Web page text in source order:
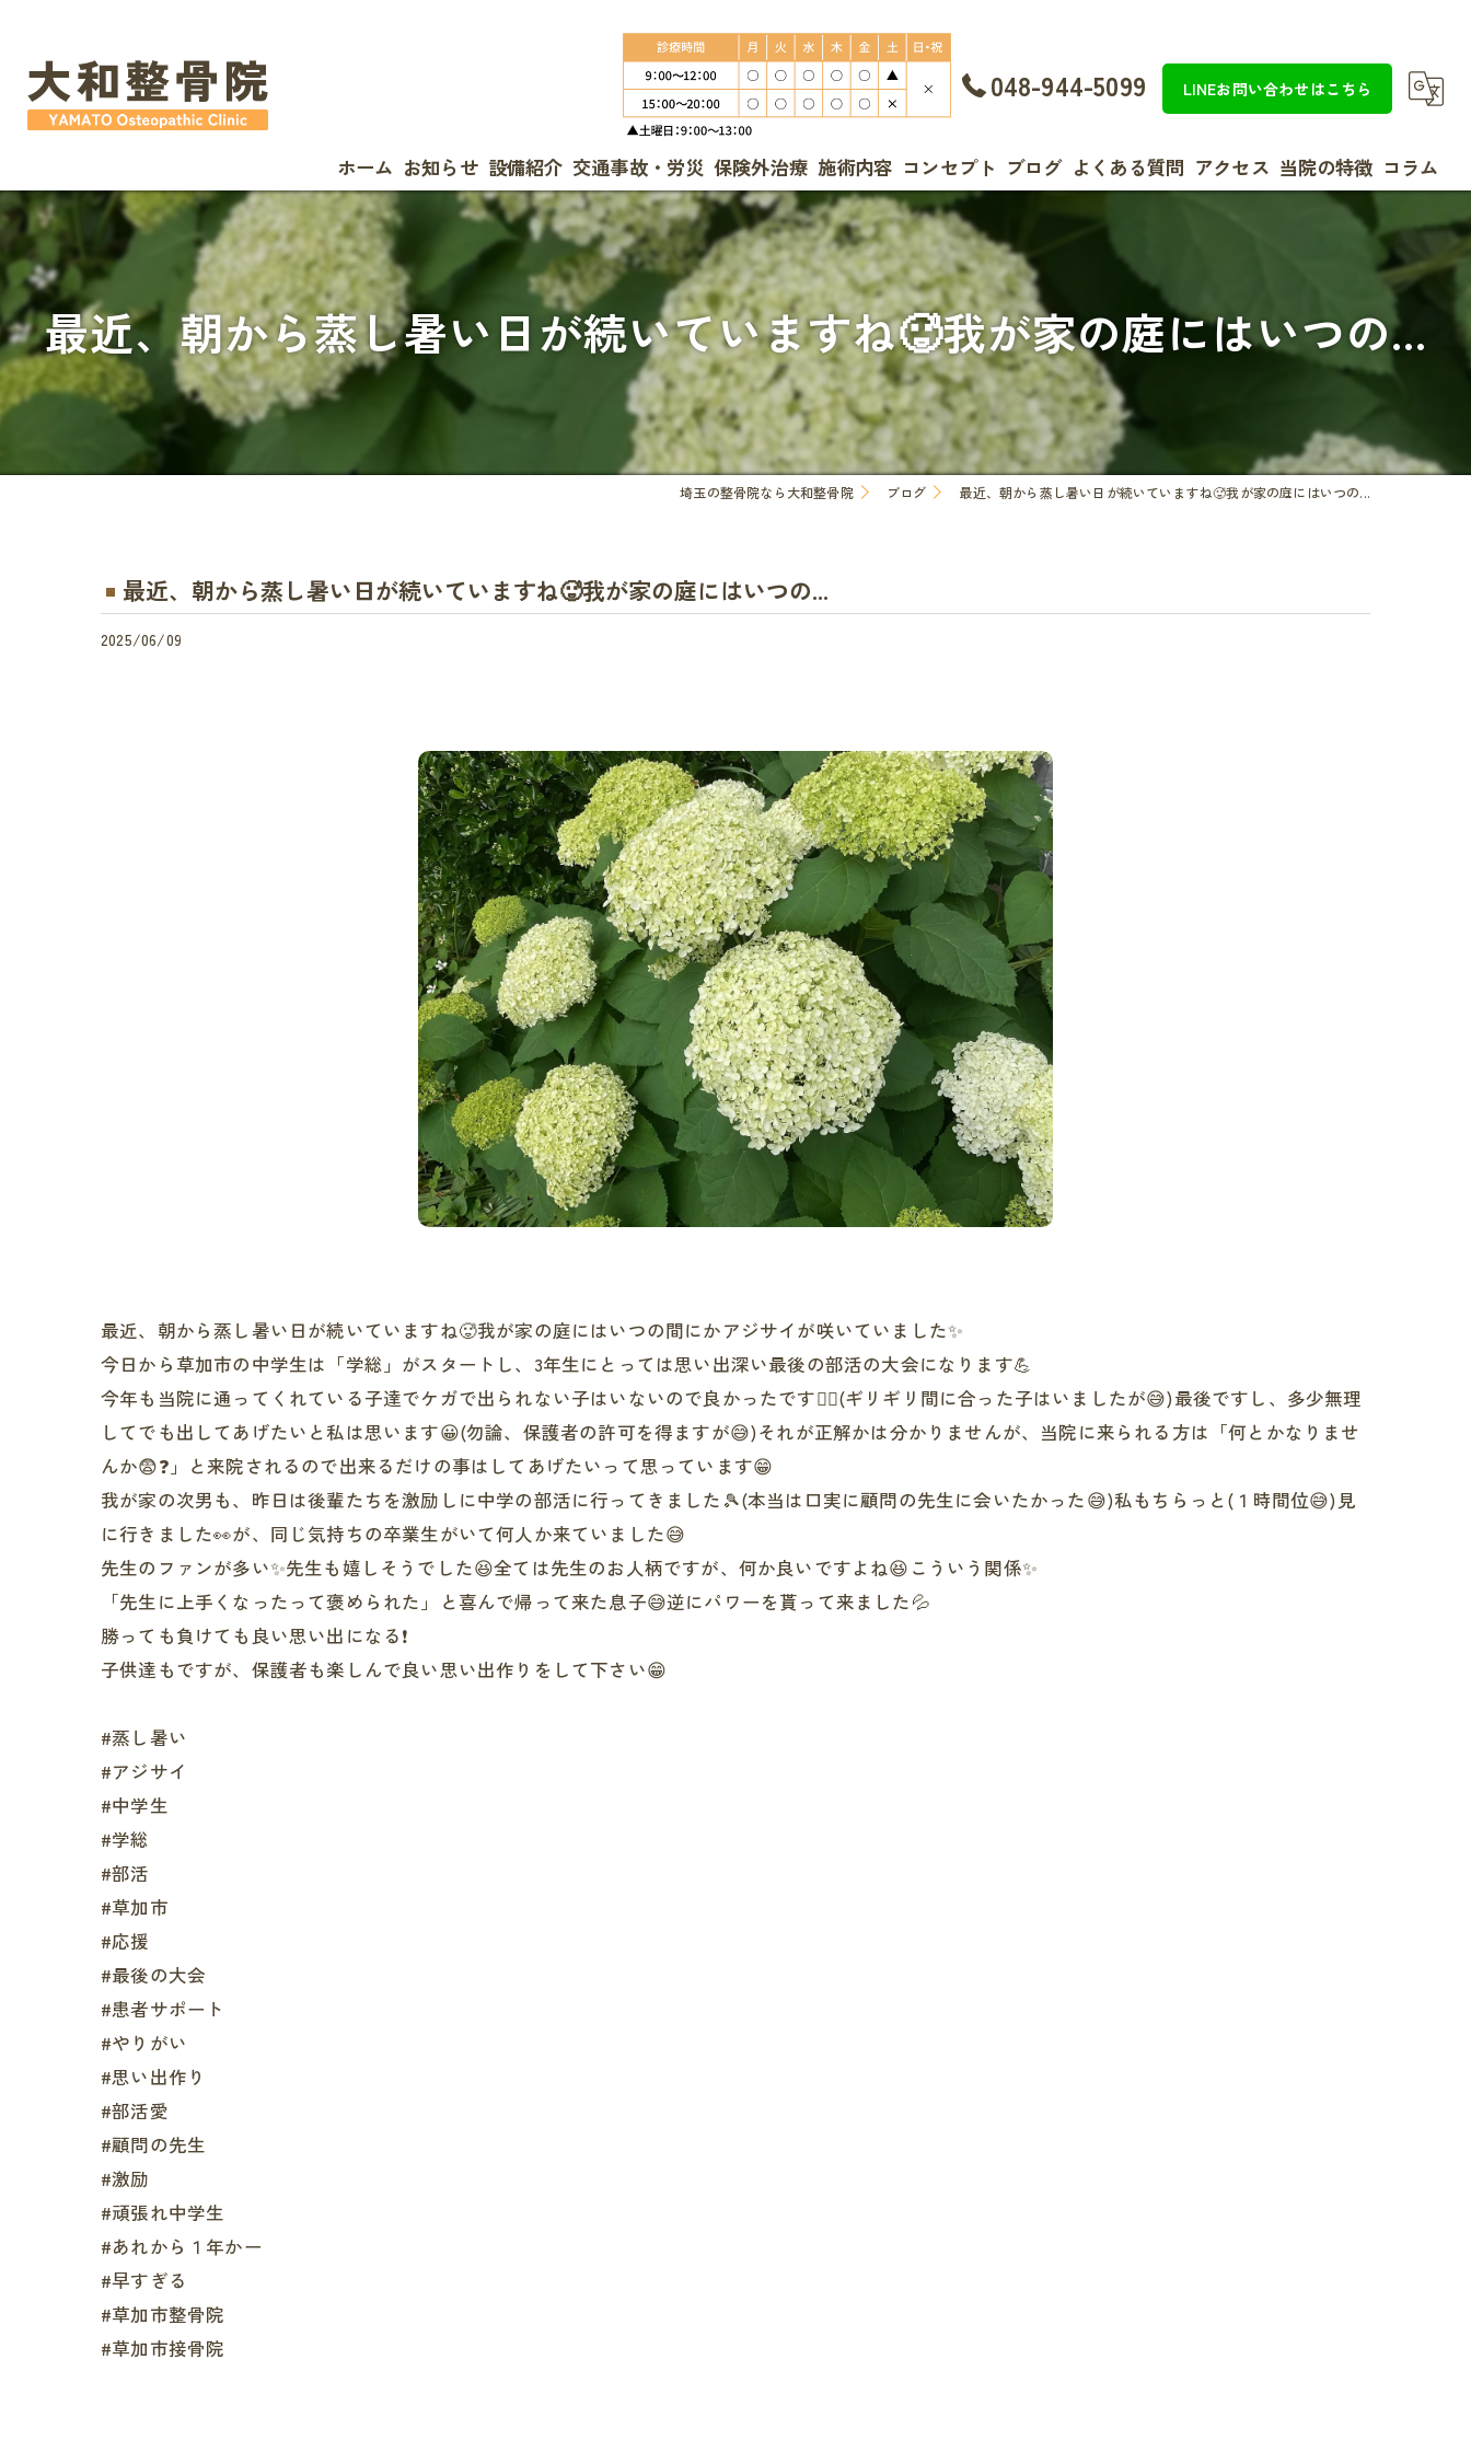
048-944-5099 LINEお問い合わせはこちら
ホーム お知らせ 設備紹介 交通事故・労災 保険外治療 施術内容 コンセプト ブログ よくある質問 アクセス 当院の特徴
美容
女性
ダイエット
コラム
最近、朝から蒸し暑い日が続いていますね🥵我が家の庭にはいつの...
埼玉の整骨院なら大和整骨院 ブログ 最近、朝から蒸し暑い日が続いていますね🥵我が家の庭にはいつの...
最近、朝から蒸し暑い日が続いていますね🥵我が家の庭にはいつの...
2025/06/09
最近、朝から蒸し暑い日が続いていますね🥵我が家の庭にはいつの間にかアジサイが咲いていました✨
今日から草加市の中学生は「学総」がスタートし、3年生にとっては思い出深い最後の部活の大会になります💪
今年も当院に通ってくれている子達でケガで出られない子はいないので良かったです😮‍💨(ギリギリ間に合った子はいましたが😅)最後ですし、多少無理
してでも出してあげたいと私は思います😀(勿論、保護者の許可を得ますが😅)それが正解かは分かりませんが、当院に来られる方は「何とかなりませ
んか😨❓」と来院されるので出来るだけの事はしてあげたいって思っています😁
我が家の次男も、昨日は後輩たちを激励しに中学の部活に行ってきました🎾(本当は口実に顧問の先生に会いたかった😅)私もちらっと(１時間位😅)見
に行きました👀が、同じ気持ちの卒業生がいて何人か来ていました😅
先生のファンが多い✨先生も嬉しそうでした😆全ては先生のお人柄ですが、何か良いですよね😆こういう関係✨
「先生に上手くなったって褒められた」と喜んで帰って来た息子😅逆にパワーを貰って来ました💦
勝っても負けても良い思い出になる❗️
子供達もですが、保護者も楽しんで良い思い出作りをして下さい😁
#蒸し暑い
#アジサイ
#中学生
#学総
#部活
#草加市
#応援
#最後の大会
#患者サポート
#やりがい
#思い出作り
#部活愛
#顧問の先生
#激励
#頑張れ中学生
#あれから１年かー
#早すぎる
#草加市整骨院
#草加市接骨院